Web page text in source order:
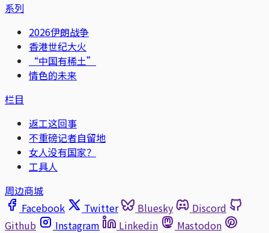
系列
2026伊朗战争
香港世纪大火
“中国有稀土”
情色的未来
栏目
返工这回事
不重磅记者自留地
女人没有国家？
工具人
周边商城
Facebook
Twitter Bluesky
Discord
Github
Instagram Linkedin
Mastodon